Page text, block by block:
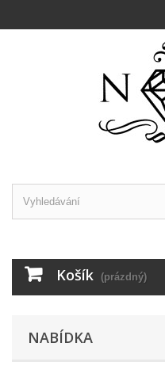
Košík (prázdný)
NABÍDKA